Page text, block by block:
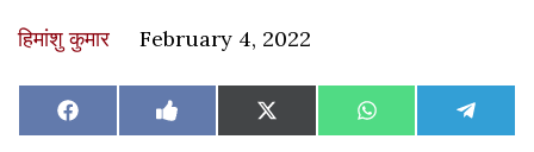
हिमांशु कुमार February 4, 2022
Share
on
Facebook Share
on
Like
on
Share
on
X
(Twitter)
Share
on
WhatsAppShare
on